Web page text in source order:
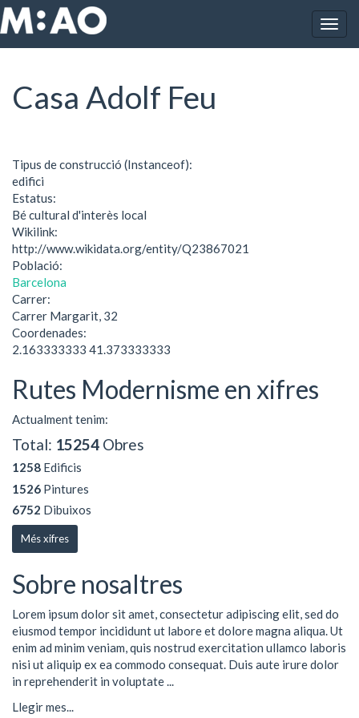
Vés al contingut
Inici Casa Adolf Feu
Casa Adolf Feu
Tipus de construcció (Instanceof):
edifici
Estatus:
Bé cultural d'interès local
Wikilink:
http://www.wikidata.org/entity/Q23867021
Població:
Barcelona
Carrer:
Carrer Margarit, 32
Coordenades:
2.163333333 41.373333333
Rutes Modernisme en xifres
Actualment tenim:
Total: 15254 Obres
1258 Edificis
1526 Pintures
6752 Dibuixos
Més xifres
Sobre nosaltres
Lorem ipsum dolor sit amet, consectetur adipiscing elit, sed do
eiusmod tempor incididunt ut labore et dolore magna aliqua. Ut
enim ad minim veniam, quis nostrud exercitation ullamco laboris
nisi ut aliquip ex ea commodo consequat. Duis aute irure dolor
in reprehenderit in voluptate ...
Llegir mes...